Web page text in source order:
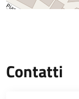
Contatti